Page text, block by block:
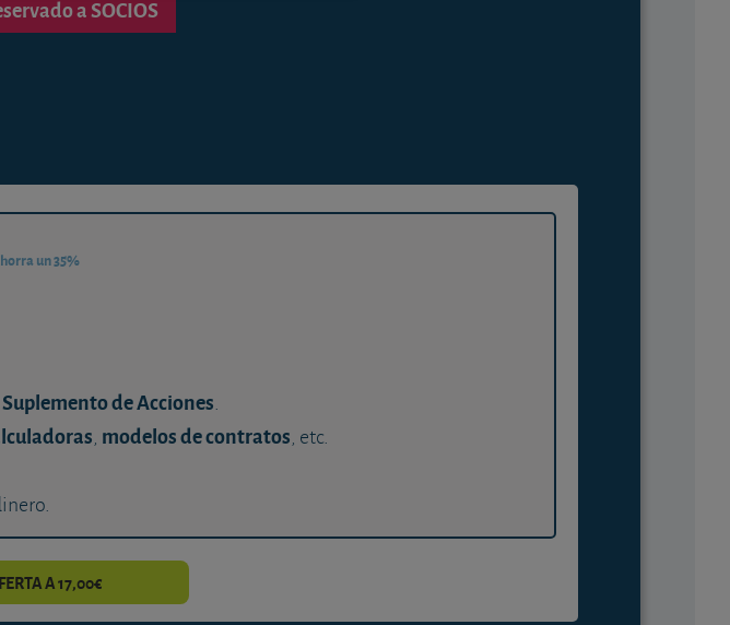
a SOCIOS
un 35%
Suplemento de Acciones.
, modelos de contratos, etc.
A 17,00€